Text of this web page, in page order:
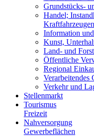
Grundstücks-
Handel;
Kraftfahrzeugen
Information
Kunst,
Land- und
Öffentliche
Regional
Verarbeitendes
Verkehr und
Stellenmarkt
Tourismus
Freizeit
Nahversorgung
Gewerbeflächen